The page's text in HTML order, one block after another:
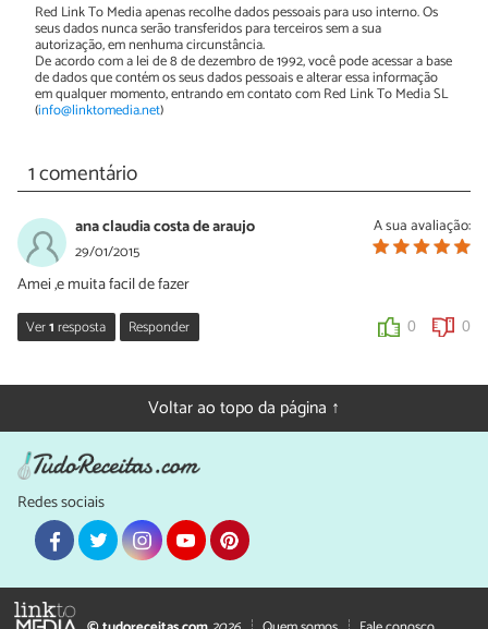
Red Link To Media apenas recolhe dados pessoais para uso interno. Os
seus dados nunca serão transferidos para terceiros sem a sua
autorização, em nenhuma circunstância.
De acordo com a lei de 8 de dezembro de 1992, você pode acessar a base
de dados que contém os seus dados pessoais e alterar essa informação
em qualquer momento, entrando em contato com Red Link To Media SL
(info@linktomedia.net)
1 comentário
A sua avaliação:
ana claudia costa de araujo
29/01/2015
Amei ,e muita facil de fazer
Ver1resposta Responder 0 0
30/01/2015
Olá Ana, que bom que você gostou! Fique desse lado para
conhecer mais receitas gostosas! :)
Voltar ao topo da página ↑
Redes sociais